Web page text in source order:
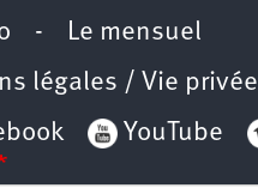
- Le mensuel
légales / Vie privée
YouTube